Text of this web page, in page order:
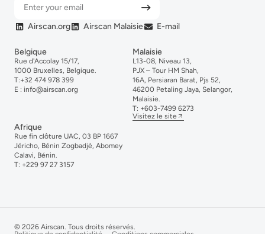
Airscan.org Airscan Malaisie E-mail
Belgique
Rue d'Accolay 15/17,
1000 Bruxelles, Belgique.
T:+32 474 978 399
E : info@airscan.org
Malaisie
L13-08, Niveau 13,
PJX – Tour HM Shah,
16A, Persiaran Barat, Pjs 52,
46200 Petaling Jaya, Selangor,
Malaisie.
T: +603-7499 6273
Visitez le site
Afrique
Rue fin clôture UAC, 03 BP 1667
Jéricho, Bénin Zogbadjè, Abomey
Calavi, Bénin.
T: +229 97 27 3157
© 2026 Airscan. Tous droits réservés.